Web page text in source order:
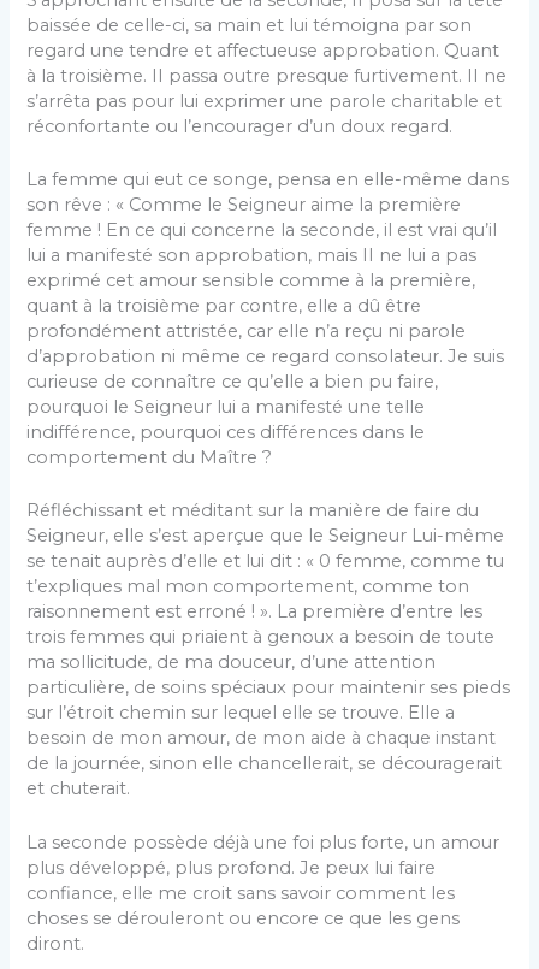
baissée de celle-ci, sa main et lui témoigna par son
regard une tendre et affectueuse approbation. Quant
à la troisième. II passa outre presque furtivement. II ne
s’arrêta pas pour lui exprimer une parole charitable et
réconfortante ou l’encourager d’un doux regard.
La femme qui eut ce songe, pensa en elle-même dans
son rêve : « Comme le Seigneur aime la première
femme ! En ce qui concerne la seconde, il est vrai qu’il
lui a manifesté son approbation, mais II ne lui a pas
exprimé cet amour sensible comme à la première,
quant à la troisième par contre, elle a dû être
profondément attristée, car elle n’a reçu ni parole
d’approbation ni même ce regard consolateur. Je suis
curieuse de connaître ce qu’elle a bien pu faire,
pourquoi le Seigneur lui a manifesté une telle
indifférence, pourquoi ces différences dans le
comportement du Maître ?
Réfléchissant et méditant sur la manière de faire du
Seigneur, elle s’est aperçue que le Seigneur Lui-même
se tenait auprès d’elle et lui dit : « 0 femme, comme tu
t’expliques mal mon comportement, comme ton
raisonnement est erroné ! ». La première d’entre les
trois femmes qui priaient à genoux a besoin de toute
ma sollicitude, de ma douceur, d’une attention
particulière, de soins spéciaux pour maintenir ses pieds
sur l’étroit chemin sur lequel elle se trouve. Elle a
besoin de mon amour, de mon aide à chaque instant
de la journée, sinon elle chancellerait, se découragerait
et chuterait.
La seconde possède déjà une foi plus forte, un amour
plus développé, plus profond. Je peux lui faire
confiance, elle me croit sans savoir comment les
choses se dérouleront ou encore ce que les gens
diront.